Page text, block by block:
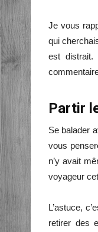
Je vous
qui
est distrait.
Partir
Se balader
vous
n’y avait
voyageur
L’astuce,
retirer des